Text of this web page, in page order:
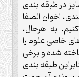
در طبقه بندى
اخوان الصفا
به هرحال،
خاصى علوم را
شده و برخى
طبقه بندى